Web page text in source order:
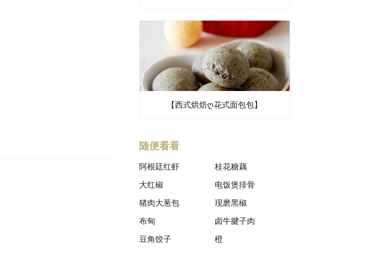
【西式烘焙ღ花式面包包】
随便看看
阿根廷红虾
大红椒
猪肉大葱包
布甸
豆角饺子
桂花糖藕
电饭煲排骨
现磨黑椒
卤牛腱子肉
橙